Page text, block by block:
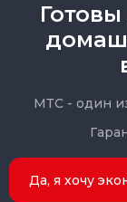
МТС - один
Да, я хочу